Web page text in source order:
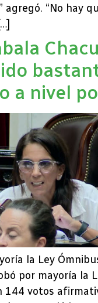
agregó. “No hay
a nivel
la Ley
por mayoría la
144 votos